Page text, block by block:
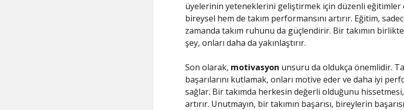
üyelerinin yeteneklerini geliştirmek için düzenli eğitimler
bireysel hem de takım performansını artırır. Eğitim,
zamanda takım ruhunu da güçlendirir. Bir takımın
şey, onları daha da yakınlaştırır.
Son olarak, motivasyon unsuru da oldukça önemlidir.
başarılarını kutlamak, onları motive eder ve daha iyi
sağlar. Bir takımda herkesin değerli olduğunu
artırır. Unutmayın, bir takımın başarısı, bireylerin